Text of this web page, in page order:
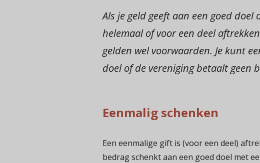
Als je geld geeft aan een goed
helemaal of voor een deel
gelden wel voorwaarden. Je kunt
doel of de vereniging betaalt geen
Eenmalig schenken
Een eenmalige gift is (voor een deel)
bedrag schenkt aan een goed doel met